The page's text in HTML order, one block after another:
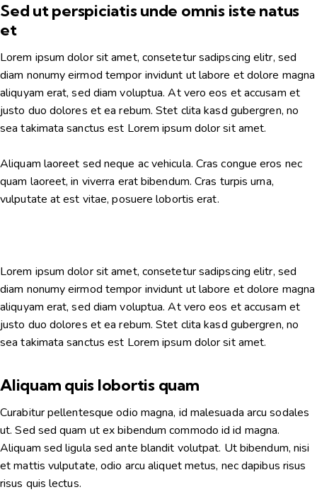
Sed ut perspiciatis unde omnis iste natus
et
Lorem ipsum dolor sit amet, consetetur sadipscing elitr, sed
diam nonumy eirmod tempor invidunt ut labore et dolore magna
aliquyam erat, sed diam voluptua. At vero eos et accusam et
justo duo dolores et ea rebum. Stet clita kasd gubergren, no
sea takimata sanctus est Lorem ipsum dolor sit amet.
Aliquam laoreet sed neque ac vehicula. Cras congue eros nec
quam laoreet, in viverra erat bibendum. Cras turpis urna,
vulputate at est vitae, posuere lobortis erat.
Lorem ipsum dolor sit amet, consetetur sadipscing elitr, sed
diam nonumy eirmod tempor invidunt ut labore et dolore magna
aliquyam erat, sed diam voluptua. At vero eos et accusam et
justo duo dolores et ea rebum. Stet clita kasd gubergren, no
sea takimata sanctus est Lorem ipsum dolor sit amet.
Aliquam quis lobortis quam
Curabitur pellentesque odio magna, id malesuada arcu sodales
ut. Sed sed quam ut ex bibendum commodo id id magna.
Aliquam sed ligula sed ante blandit volutpat. Ut bibendum, nisi
et mattis vulputate, odio arcu aliquet metus, nec dapibus risus
risus quis lectus.